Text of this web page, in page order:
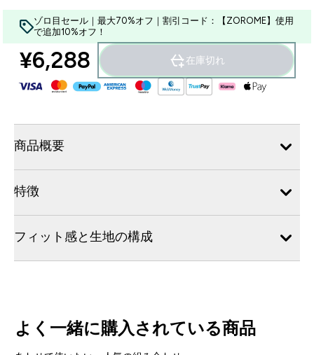
ゾロ目セール｜最大70%オフ｜割引コード：【ZOROME】使用
で追加10%オフ！
¥6,288‎ 在庫切れ
商品概要
特徴
フィット感と生地の構成
よく一緒に購入されている商品